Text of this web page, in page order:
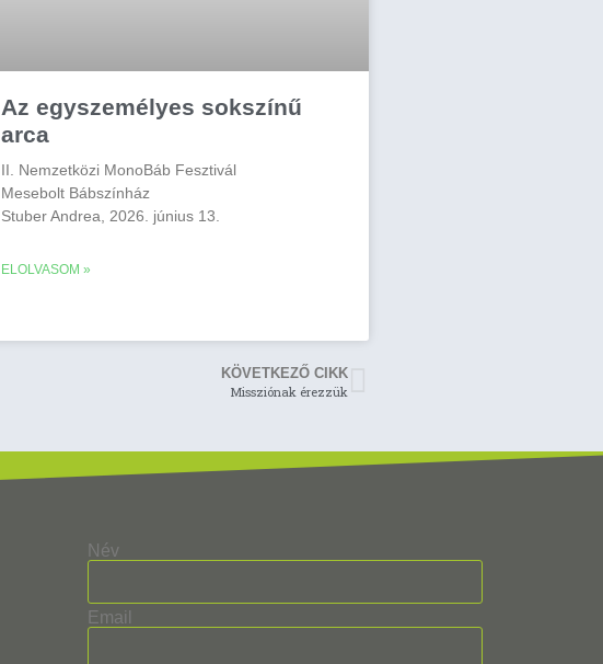
Az egyszemélyes sokszínű
arca
II. Nemzetközi MonoBáb Fesztivál
Mesebolt Bábszínház
Stuber Andrea, 2026. június 13.
ELOLVASOM »
KÖVETKEZŐ CIKK
Missziónak érezzük
Név
Email